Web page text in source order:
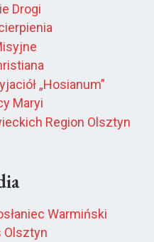
Drogi
„Hosianum”
Maryi
Region Olsztyn
Warmiński
Olsztyn